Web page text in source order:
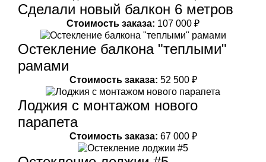
Сделали новый балкон 6 метров
Стоимость заказа: 107 000 ₽
Остекление балкона "теплыми"
рамами
Стоимость заказа: 52 500 ₽
Лоджия с монтажом нового
парапета
Стоимость заказа: 67 000 ₽